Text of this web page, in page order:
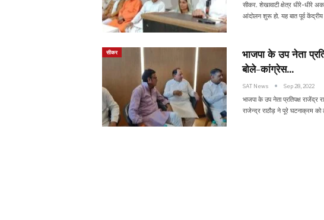
सीकर. शेखावाटी क्षेत्र धीरे-धीरे
आंदोलन शुरू हो. यह बात पूर्व केंद्रीय
सीकर
भाजपा के उप नेता
बोले-कांग्रेस…
SAT News Sep 28, 2022
भाजपा के उप नेता प्रतिपक्ष राजेंद्र
राजेन्द्र राठौड़ ने पूरे घटनाक्रम को